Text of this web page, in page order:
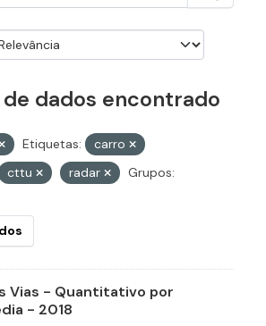
de dados encontrado
Etiquetas:
carro
cttu radar
Grupos:
Vias - Quantitativo por
- 2018